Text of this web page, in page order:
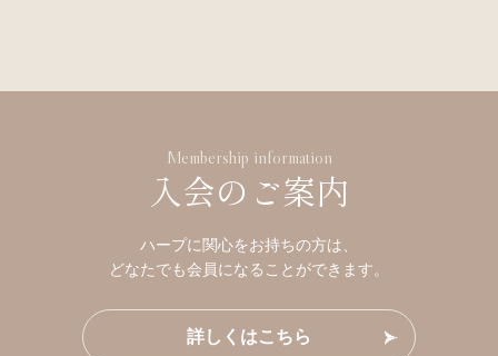
Membership information
入会のご案内
ハープに関心をお持ちの方は、
どなたでも会員になることができます。
詳しくはこちら